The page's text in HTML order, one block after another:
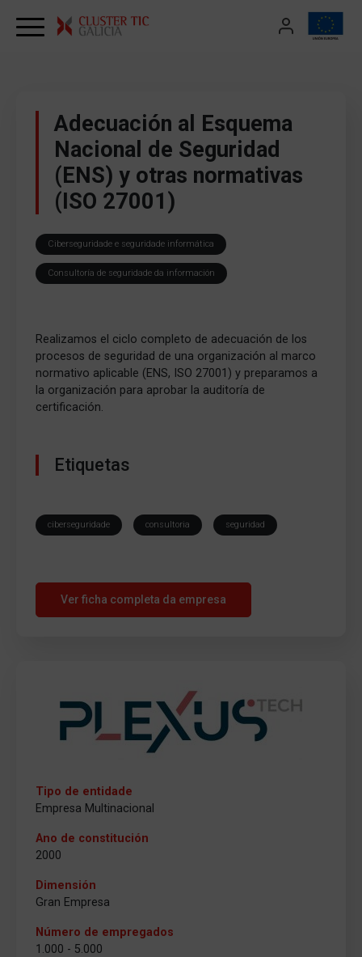
Adecuación al Esquema
Nacional de Seguridad
(ENS) y otras normativas
(ISO 27001)
Ciberseguridade e seguridade informática
Consultoría de seguridade da información
Realizamos el ciclo completo de adecuación de los
procesos de seguridad de una organización al marco
normativo aplicable (ENS, ISO 27001) y preparamos a
la organización para aprobar la auditoría de
certificación.
Etiquetas
ciberseguridade consultoria seguridad
Ver ficha completa da empresa
Tipo de entidade
Empresa Multinacional
Ano de constitución
2000
Dimensión
Gran Empresa
Número de empregados
1.000 - 5.000